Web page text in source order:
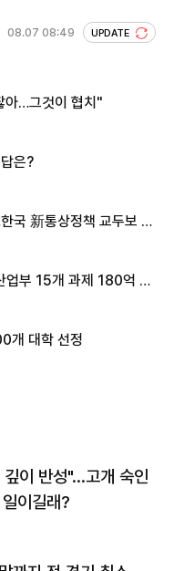
08.07 08:49 UPDATE
아…그것이 협치"
은?
국 新통상정책 교두보 활
업부 15개 과제 180억 지
개 대학 선정
깊이 반성"…고개 숙인
이길래?